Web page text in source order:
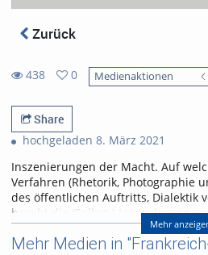
Zurück
438
views
0
favorites
Medienaktionen
Share
hochgeladen 8. März 2021
Inszenierungen der Macht. Auf
Verfahren (Rhetorik, Photographie
des öffentlichen Auftritts, Dialektik
beruht die (Selbst-) Inszenierung
theoretischen
Luhmann etc.) kann man Macht
Mehr
Mehr Medien in